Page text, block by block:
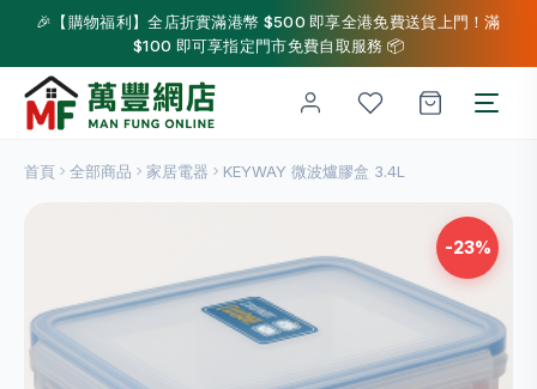
🎉【購物福利】全店折實滿港幣 $500 即享全港免費送貨上門！滿
$100 即可享指定門市免費自取服務 📦
首頁 全部商品 家居電器 KEYWAY 微波爐膠盒 3.4L
-23%